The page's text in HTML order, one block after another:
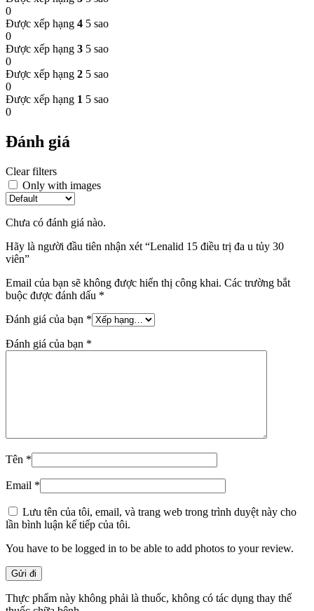
0
Được xếp hạng 4 5 sao
0
Được xếp hạng 3 5 sao
0
Được xếp hạng 2 5 sao
0
Được xếp hạng 1 5 sao
0
Đánh giá
Clear filters
Only with images
Chưa có đánh giá nào.
Hãy là người đầu tiên nhận xét “Lenalid 15 điều trị đa u tủy 30
viên”
Email của bạn sẽ không được hiển thị công khai. Các trường bắt
buộc được đánh dấu *
Đánh giá của bạn *
Đánh giá của bạn *
Tên *
Email *
Lưu tên của tôi, email, và trang web trong trình duyệt này cho
lần bình luận kế tiếp của tôi.
You have to be logged in to be able to add photos to your review.
Thực phẩm này không phải là thuốc, không có tác dụng thay thế